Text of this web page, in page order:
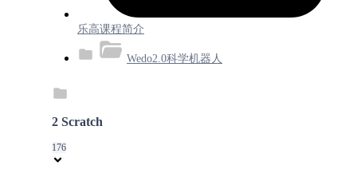
乐高课程简介
Wedo2.0科学机器人
2 Scratch
176